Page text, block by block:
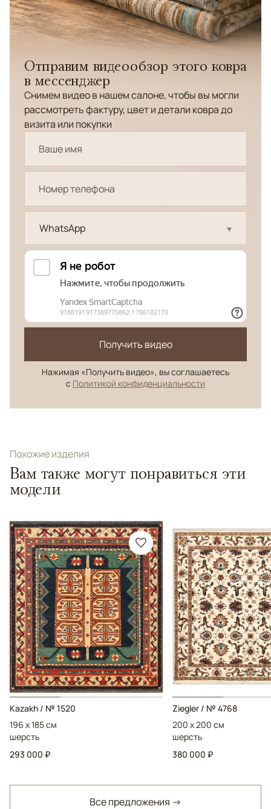
Отправим видеообзор этого ковра
в мессенджер
Снимем видео в нашем салоне, чтобы вы могли
рассмотреть фактуру, цвет и детали ковра до
визита или покупки
WhatsApp
Получить видео
Нажимая «Получить видео», вы соглашаетесь
с Политикой конфиденциальности
Похожие изделия
Вам также могут понравиться эти
модели
Kazakh / № 1520
196 x 185 см
шерсть
293 000 ₽
Ziegler / № 4768
200 x 200 см
шерсть
380 000 ₽
Все предложения →